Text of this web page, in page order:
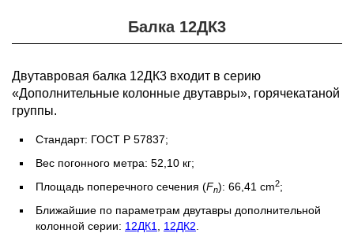
Балка 12ДК3
Двутавровая балка 12ДК3 входит в серию
«Дополнительные колонные двутавры», горячекатаной
группы.
Стандарт: ГОСТ Р 57837;
Вес погонного метра: 52,10 кг;
Площадь поперечного сечения (Fn): 66,41 cm2;
Ближайшие по параметрам двутавры дополнительной
колонной серии: 12ДК1 12ДК2